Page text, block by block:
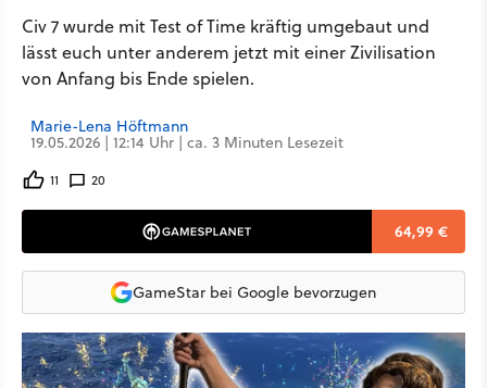
Civ 7 wurde mit Test of Time kräftig umgebaut und
lässt euch unter anderem jetzt mit einer Zivilisation
von Anfang bis Ende spielen.
Marie-Lena Höftmann
19.05.2026 | 12:14 Uhr | ca. 3 Minuten Lesezeit
11 20
64,99 €
GameStar bei Google bevorzugen